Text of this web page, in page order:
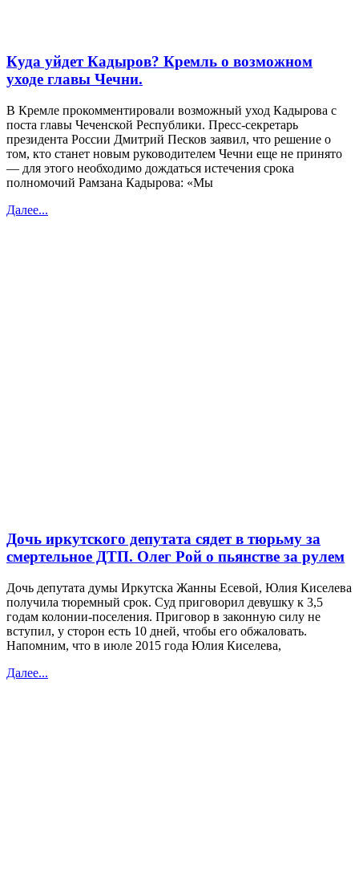
Куда уйдет Кадыров? Кремль о возможном
уходе главы Чечни.
В Кремле прокомментировали возможный уход Кадырова с
поста главы Чеченской Республики. Пресс-секретарь
президента России Дмитрий ​​Песков заявил, что решение о
том, кто станет новым руководителем Чечни еще не принято
— для этого необходимо дождаться истечения срока
полномочий Рамзана Кадырова: «Мы
Далее...
Дочь иркутского депутата сядет в тюрьму за
смертельное ДТП. Олег Рой о пьянстве за рулем
Дочь депутата думы Иркутска Жанны Есевой, Юлия Киселева
получила тюремный срок. Суд приговорил девушку к 3,5
годам колонии-поселения. Приговор в законную силу не
вступил, у сторон есть 10 дней, чтобы его обжаловать.
Напомним, что в июле 2015 года Юлия Киселева,
Далее...